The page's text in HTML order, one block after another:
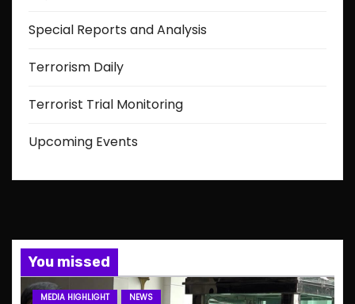
Special Reports and Analysis
Terrorism Daily
Terrorist Trial Monitoring
Upcoming Events
You missed
MEDIA HIGHLIGHT NEWS